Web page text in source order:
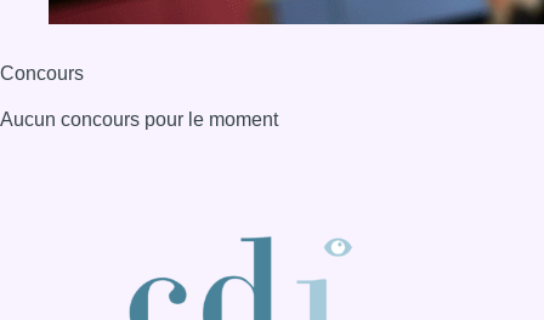
Concours
Aucun concours pour le moment